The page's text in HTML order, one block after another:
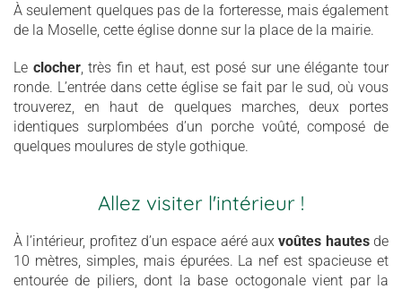
À seulement quelques pas de la forteresse, mais également
de la Moselle, cette église donne sur la place de la mairie.
Le clocher, très fin et haut, est posé sur une élégante tour
ronde. L’entrée dans cette église se fait par le sud, où vous
trouverez, en haut de quelques marches, deux portes
identiques surplombées d’un porche voûté, composé de
quelques moulures de style gothique.
Allez visiter l'intérieur !
À l’intérieur, profitez d’un espace aéré auxvoûtes hautesde
10 mètres, simples, mais épurées. La nef est spacieuse et
entourée de piliers, dont la base octogonale vient par la